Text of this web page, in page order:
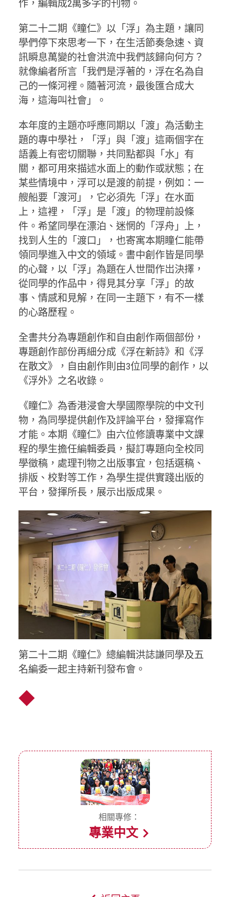
作，編輯成2萬多字的刊物。
第二十二期《瞳仁》以「浮」為主題，讓同
學們停下來思考一下，在生活節奏急速、資
訊瞬息萬變的社會洪流中我們該歸向何方？
就像編者所言「我們是浮著的，浮在名為自
己的一條河裡。隨著河流，最後匯合成大
海，這海叫社會」。
本年度的主題亦呼應同期以「渡」為活動主
題的專中學社，「浮」與「渡」這兩個字在
語義上有密切關聯，共同點都與「水」有
關，都可用來描述水面上的動作或狀態；在
某些情境中，浮可以是渡的前提，例如：一
艘船要「渡河」，它必須先「浮」在水面
上，這裡，「浮」是「渡」的物理前設條
件。希望同學在漂泊、迷惘的「浮舟」上，
找到人生的「渡口」，也寄寓本期瞳仁能帶
領同學進入中文的領域。書中創作皆是同學
的心聲，以「浮」為題在人世間作岀決擇，
從同學的作品中，得見其分享「浮」的故
事、情感和見解，在同一主題下，有不一樣
的心路歷程。
全書共分為專題創作和自由創作兩個部份，
專題創作部份再細分成《浮在新詩》和《浮
在散文》，自由創作則由3位同學的創作，以
《浮外》之名收錄。
《瞳仁》為香港浸會大學國際學院的中文刊
物，為同學提供創作及評論平台，發揮寫作
才能。本期《瞳仁》由六位修讀專業中文課
程的學生擔任編輯委員，擬訂專題向全校同
學徵稿，處理刊物之出版事宜，包括選稿、
排版、校對等工作，為學生提供實踐出版的
平台，發揮所長，展示出版成果。
第二十二期《瞳仁》總編輯洪誌謙同學及五
名編委一起主持新刊發布會。
◆
相關專修：
專業中文